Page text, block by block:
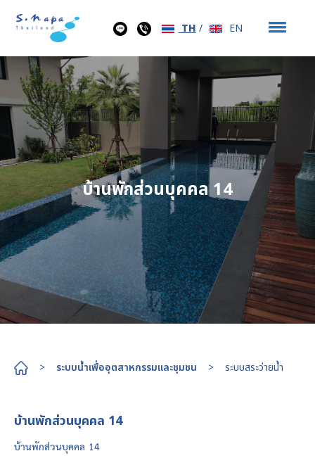
TH / EN
บ้านพักส่วนบุคคล 14
> ระบบน้ำเพื่ออุตสาหกรรมและชุมชน > ระบบสระว่ายน้ำ
บ้านพักส่วนบุคคล 14
บ้านพักส่วนบุคคล 14